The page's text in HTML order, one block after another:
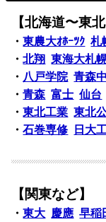
【北海道〜東北
・東農大ｵﾎｰﾂｸ 札
・北翔 東海大札
・ 八戸学院 青森
・青森 富士 仙台
・東北工業 東北
・石巻専修 日大
【関東など】
・東大 慶應 早稲